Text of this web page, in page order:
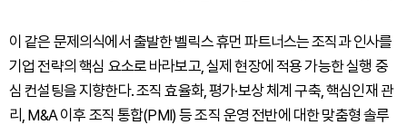
이 같은 문제의식에서 출발한 벨릭스 휴먼 파트너스는 조직과 인사를
기업 전략의 핵심 요소로 바라보고, 실제 현장에 적용 가능한 실행 중
심 컨설팅을 지향한다. 조직 효율화, 평가·보상 체계 구축, 핵심인재 관
리, M&A 이후 조직 통합(PMI) 등 조직 운영 전반에 대한 맞춤형 솔루